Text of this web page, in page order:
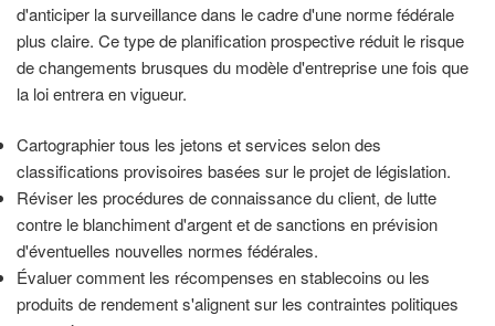
d'anticiper la surveillance dans le cadre d'une norme fédérale
plus claire. Ce type de planification prospective réduit le risque
de changements brusques du modèle d'entreprise une fois que
la loi entrera en vigueur.
Cartographier tous les jetons et services selon des
classifications provisoires basées sur le projet de législation.
Réviser les procédures de connaissance du client, de lutte
contre le blanchiment d'argent et de sanctions en prévision
d'éventuelles nouvelles normes fédérales.
Évaluer comment les récompenses en stablecoins ou les
produits de rendement s'alignent sur les contraintes politiques